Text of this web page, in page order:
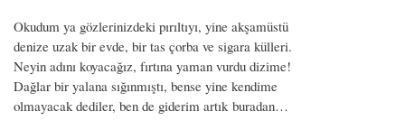
Okudum ya gözlerinizdeki pırıltıyı, yine akşamüstü
denize uzak bir evde, bir tas çorba ve sigara külleri.
Neyin adını koyacağız, fırtına yaman vurdu dizime!
Dağlar bir yalana sığınmıştı, bense yine kendime
olmayacak dediler, ben de giderim artık buradan…